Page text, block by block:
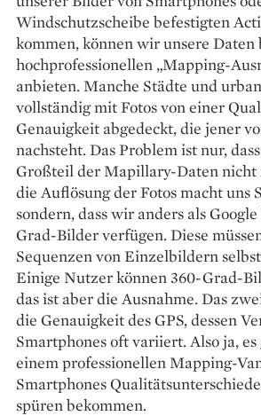
Windschutzscheibe befestigten
kommen, können wir unsere Daten
hochprofessionellen „Mapping-
anbieten. Manche Städte und
vollständig mit Fotos von einer
Genauigkeit abgedeckt, die jener
nachsteht. Das Problem ist nur,
Großteil der Mapillary-Daten
die Auflösung der Fotos macht uns
sondern, dass wir anders als
Grad-Bilder verfügen. Diese
Sequenzen von Einzelbildern
Einige Nutzer können 360-Grad-
das ist aber die Ausnahme. Das
die Genauigkeit des GPS, dessen
Smartphones oft variiert. Also ja,
einem professionellen Mapping-
Smartphones
spüren bekommen.